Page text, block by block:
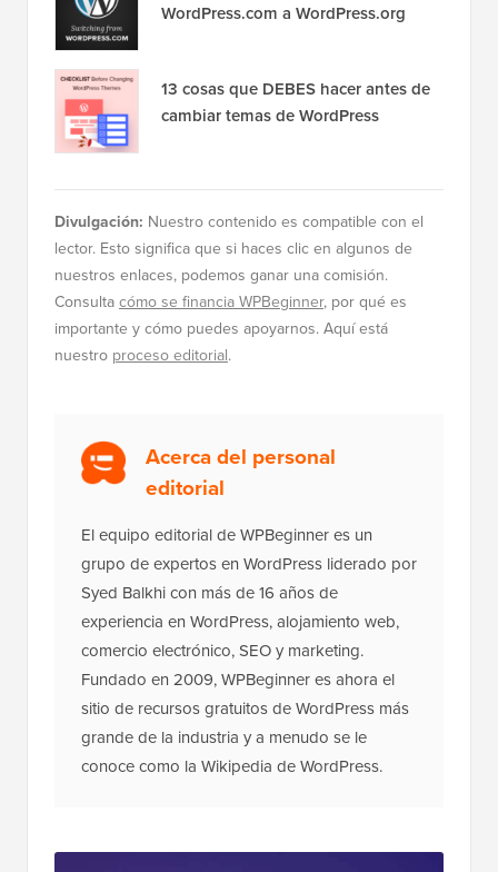
WordPress.com a WordPress.org
13 cosas que DEBES hacer antes de
cambiar temas de WordPress
Divulgación: Nuestro contenido es compatible con el
lector. Esto significa que si haces clic en algunos de
nuestros enlaces, podemos ganar una comisión.
Consultacómo se financia WPBeginner, por qué es
importante y cómo puedes apoyarnos. Aquí está
nuestro proceso editorial.
Acerca del personal
editorial
El equipo editorial de WPBeginner es un
grupo de expertos en WordPress liderado por
Syed Balkhi con más de 16 años de
experiencia en WordPress, alojamiento web,
comercio electrónico, SEO y marketing.
Fundado en 2009, WPBeginner es ahora el
sitio de recursos gratuitos de WordPress más
grande de la industria y a menudo se le
conoce como la Wikipedia de WordPress.